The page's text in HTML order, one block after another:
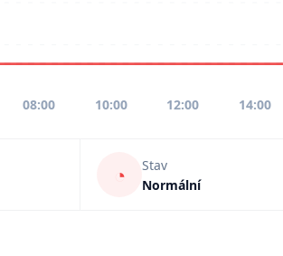
08:00 10:00 12:00 14:00
◔
Stav
Normální